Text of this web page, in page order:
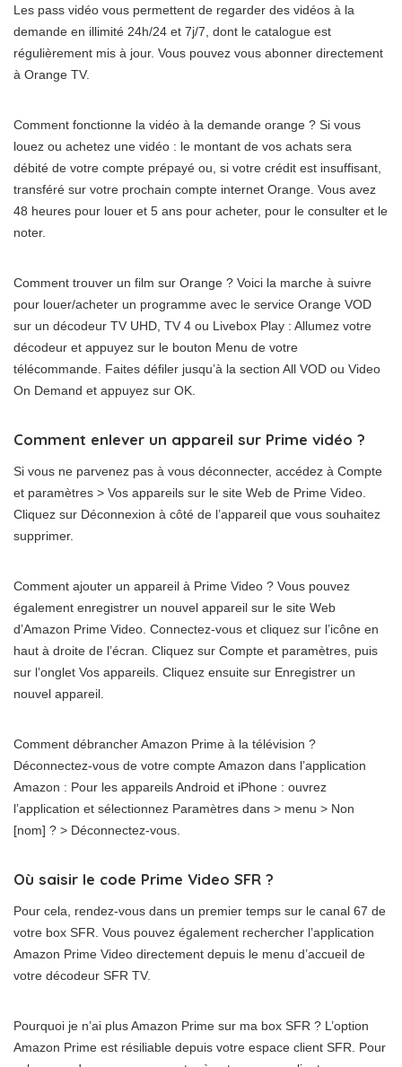
Les pass vidéo vous permettent de regarder des vidéos à la
demande en illimité 24h/24 et 7j/7, dont le catalogue est
régulièrement mis à jour. Vous pouvez vous abonner directement
à Orange TV.
Comment fonctionne la vidéo à la demande orange ? Si vous
louez ou achetez une vidéo : le montant de vos achats sera
débité de votre compte prépayé ou, si votre crédit est insuffisant,
transféré sur votre prochain compte internet Orange. Vous avez
48 heures pour louer et 5 ans pour acheter, pour le consulter et le
noter.
Comment trouver un film sur Orange ? Voici la marche à suivre
pour louer/acheter un programme avec le service Orange VOD
sur un décodeur TV UHD, TV 4 ou Livebox Play : Allumez votre
décodeur et appuyez sur le bouton Menu de votre
télécommande. Faites défiler jusqu’à la section All VOD ou Video
On Demand et appuyez sur OK.
Comment enlever un appareil sur Prime vidéo ?
Si vous ne parvenez pas à vous déconnecter, accédez à Compte
et paramètres > Vos appareils sur le site Web de Prime Video.
Cliquez sur Déconnexion à côté de l’appareil que vous souhaitez
supprimer.
Comment ajouter un appareil à Prime Video ? Vous pouvez
également enregistrer un nouvel appareil sur le site Web
d’Amazon Prime Video. Connectez-vous et cliquez sur l’icône en
haut à droite de l’écran. Cliquez sur Compte et paramètres, puis
sur l’onglet Vos appareils. Cliquez ensuite sur Enregistrer un
nouvel appareil.
Comment débrancher Amazon Prime à la télévision ?
Déconnectez-vous de votre compte Amazon dans l’application
Amazon : Pour les appareils Android et iPhone : ouvrez
l’application et sélectionnez Paramètres dans > menu > Non
[nom] ? > Déconnectez-vous.
Où saisir le code Prime Video SFR ?
Pour cela, rendez-vous dans un premier temps sur le canal 67 de
votre box SFR. Vous pouvez également rechercher l’application
Amazon Prime Video directement depuis le menu d’accueil de
votre décodeur SFR TV.
Pourquoi je n’ai plus Amazon Prime sur ma box SFR ? L’option
Amazon Prime est résiliable depuis votre espace client SFR. Pour